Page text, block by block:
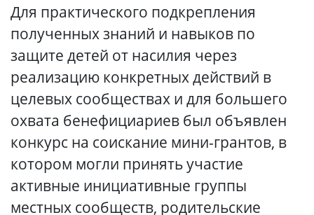
Для практического подкрепления
полученных знаний и навыков по
защите детей от насилия через
реализацию конкретных действий в
целевых сообществах и для большего
охвата бенефициариев был объявлен
конкурс на соискание мини-грантов, в
котором могли принять участие
активные инициативные группы
местных сообществ, родительские